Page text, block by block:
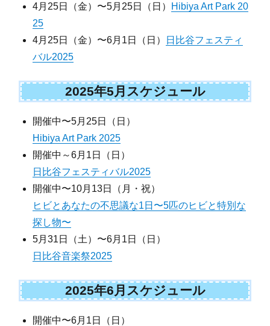
4月25日（金）〜5月25日（日） Hibiya Art Park 20
25
4月25日（金）〜6月1日（日）
日比谷フェスティ
バル2025
2025年5月スケジュール
開催中〜5月25日（日）
Hibiya Art Park 2025
開催中～6月1日（日）
日比谷フェスティバル2025
開催中〜10月13日（月・祝）
ヒビとあなたの不思議な1日〜5匹のヒビと特別な
探し物〜
5月31日（土）〜6月1日（日）
日比谷音楽祭2025
2025年6月スケジュール
開催中〜6月1日（日）